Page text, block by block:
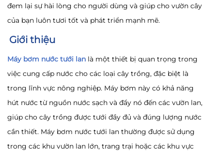
đem lại sự hài lòng cho người dùng và giúp cho vườn cây
của bạn luôn tươi tốt và phát triển mạnh mẽ.
Giới thiệu
Máy bơm nước tưới lan là một thiết bị quan trọng trong
việc cung cấp nước cho các loại cây trồng, đặc biệt là
trong lĩnh vực nông nghiệp. Máy bơm này có khả năng
hút nước từ nguồn nước sạch và đẩy nó đến các vườn lan,
giúp cho cây trồng được tưới đầy đủ và đúng lượng nước
cần thiết. Máy bơm nước tưới lan thường được sử dụng
trong các khu vườn lan lớn, trang trại hoặc các khu vực